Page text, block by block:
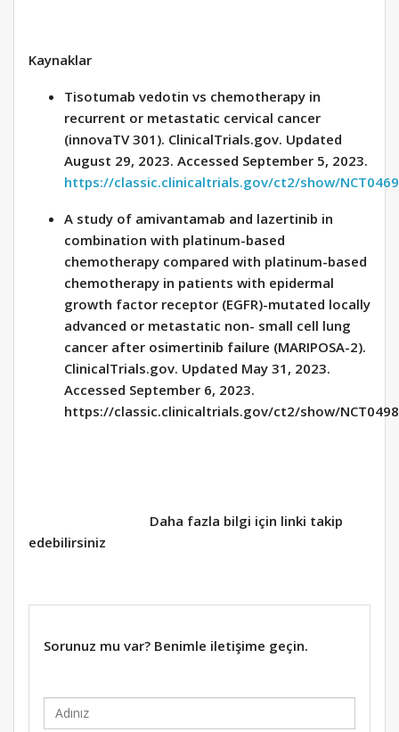
Kaynaklar
Tisotumab vedotin vs chemotherapy in
recurrent or metastatic cervical cancer
(innovaTV 301). ClinicalTrials.gov. Updated
August 29, 2023. Accessed September 5, 2023.
https://classic.clinicaltrials.gov/ct2/show/
A study of amivantamab and lazertinib in
combination with platinum-based
chemotherapy compared with platinum-based
chemotherapy in patients with epidermal
growth factor receptor (EGFR)-mutated locally
advanced or metastatic non- small cell lung
cancer after osimertinib failure (MARIPOSA-2).
ClinicalTrials.gov. Updated May 31, 2023.
Accessed September 6, 2023.
https://classic.clinicaltrials.gov/ct2/show/
Daha fazla bilgi için linki takip
edebilirsiniz
Sorunuz mu var? Benimle iletişime geçin.